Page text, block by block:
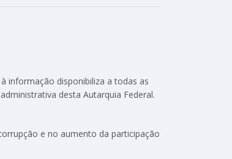
informação disponibiliza a todas as
desta Autarquia Federal.
e no aumento da participação